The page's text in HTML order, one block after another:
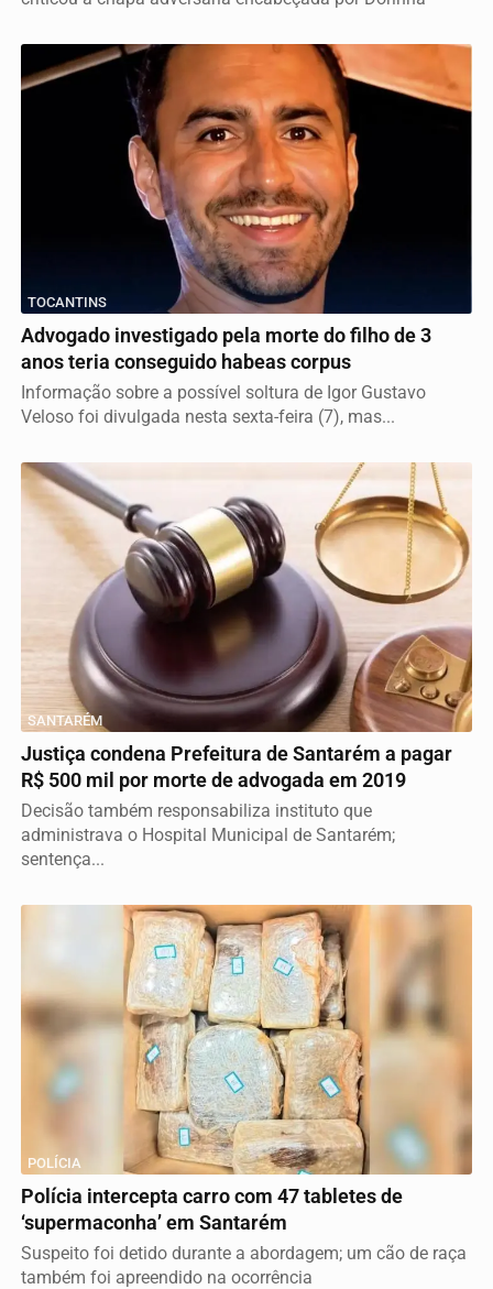
TOCANTINS
Advogado investigado pela morte do filho de 3
anos teria conseguido habeas corpus
Informação sobre a possível soltura de Igor Gustavo
Veloso foi divulgada nesta sexta-feira (7), mas...
SANTARÉM
Justiça condena Prefeitura de Santarém a pagar
R$ 500 mil por morte de advogada em 2019
Decisão também responsabiliza instituto que
administrava o Hospital Municipal de Santarém;
sentença...
POLÍCIA
Polícia intercepta carro com 47 tabletes de
‘supermaconha’ em Santarém
Suspeito foi detido durante a abordagem; um cão de raça
também foi apreendido na ocorrência